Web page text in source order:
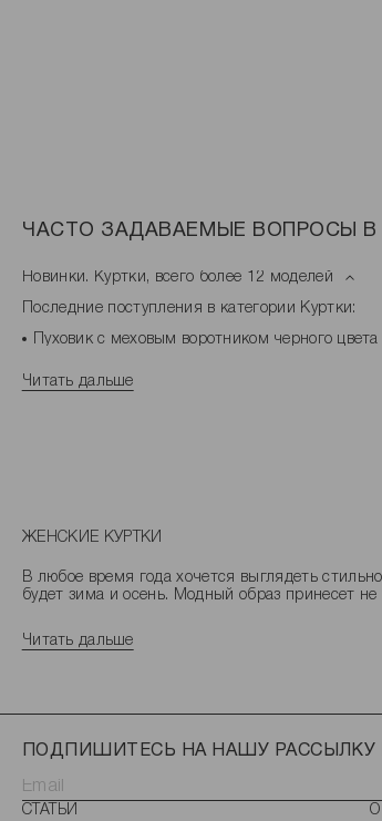
ЧАСТО ЗАДАВАЕМЫЕ ВОПРОСЫ В
Новинки. Куртки, всего более 12 моделей
Последние поступления в категории Куртки:
Пуховик с меховым воротником черного
Куртка с контрастным воротником
Читать дальше
ЖЕНСКИЕ КУРТКИ
В любое время года хочется выглядеть
будет зима и осень. Модный образ принесет
выдерживать ритм жизни человека. Есть
РАЗЛИЧНЫЕ МАТЕРИАЛЫ И ИХ ОСОБЕННОСТИ
Читать дальше
ПОДПИШИТЕСЬ НА НАШУ РАССЫЛКУ
СТАТЬИ